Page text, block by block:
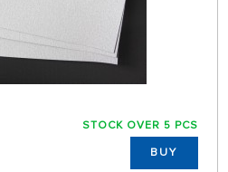
STOCK OVER 5 PCS
BUY